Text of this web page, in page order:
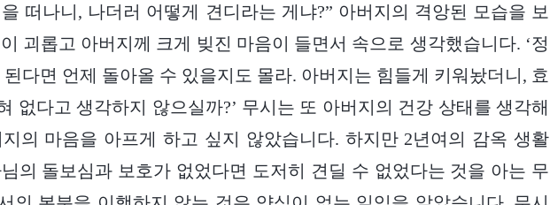
떠나니, 나더러 어떻게 견디라는 게냐?” 아버지의 격앙된 모습을 보
괴롭고 아버지께 크게 빚진 마음이 들면서 속으로 생각했습니다. ‘정
다면 언제 돌아올 수 있을지도 몰라. 아버지는 힘들게 키워놨더니, 효
없다고 생각하지 않으실까?’ 무시는 또 아버지의 건강 상태를 생각해
의 마음을 아프게 하고 싶지 않았습니다. 하지만 2년여의 감옥 생활
의 돌보심과 보호가 없었다면 도저히 견딜 수 없었다는 것을 아는 무